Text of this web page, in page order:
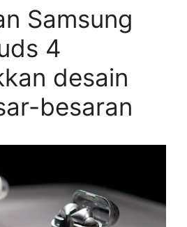
Samsung
4
desain
besaran